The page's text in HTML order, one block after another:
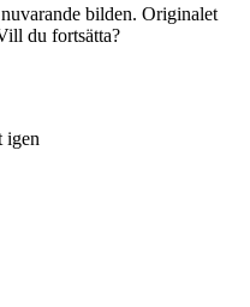
bilden. Originalet
du fortsätta?
igen